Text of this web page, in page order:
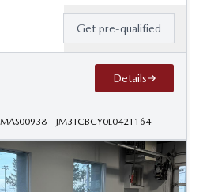
Get pre-qualified
Details
- JM3TCBCY0L0421164